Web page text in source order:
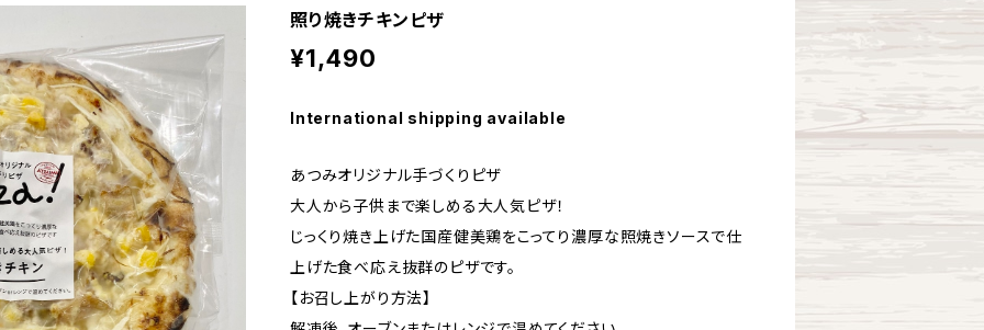
照り焼きチキンピザ
¥1,490
International shipping available
あつみオリジナル手づくりピザ
大人から子供まで楽しめる大人気ピザ！
じっくり焼き上げた国産健美鶏をこってり濃厚な照焼きソースで仕
上げた食べ応え抜群のピザです。
【お召し上がり方法】